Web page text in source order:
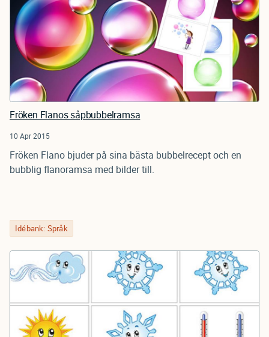
Fröken Flanos såpbubbelramsa
10 Apr 2015
Fröken Flano bjuder på sina bästa bubbelrecept och en
bubblig flanoramsa med bilder till.
Idébank: Språk